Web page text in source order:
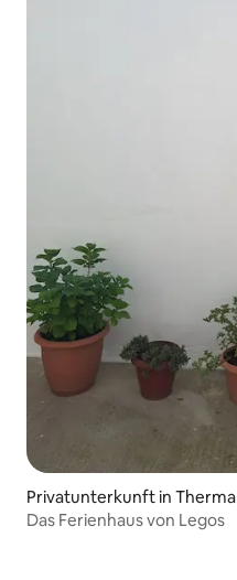
Privatunterkunft in Therma
Das Ferienhaus von Legos